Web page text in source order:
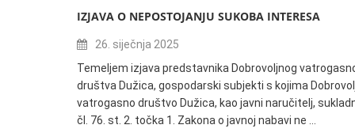
IZJAVA O NEPOSTOJANJU SUKOBA INTERESA
26. siječnja 2025
Temeljem izjava predstavnika Dobrovoljnog
društva Dužica, gospodarski subjekti s kojima
vatrogasno društvo Dužica, kao javni naručitelj,
čl. 76. st. 2. točka 1. Zakona o javnoj nabavi ne …